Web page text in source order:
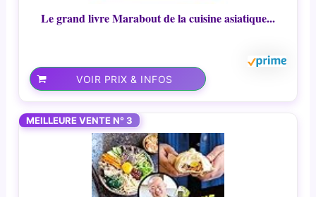
Le grand livre Marabout de la cuisine asiatique...
VOIR PRIX & INFOS
MEILLEURE VENTE N° 3